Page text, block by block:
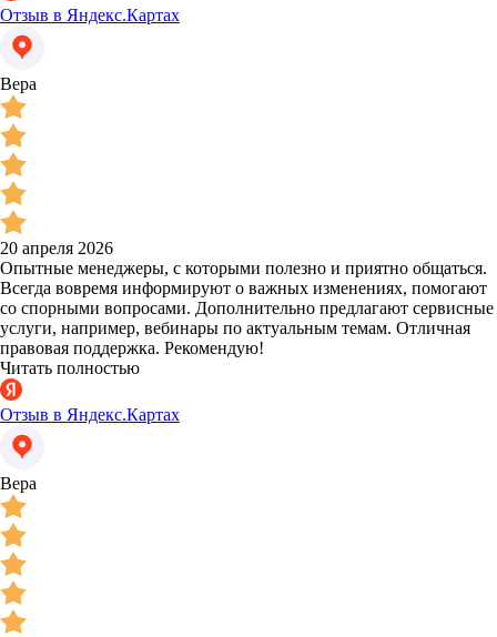
Отзыв в Яндекс.Картах
Вера
20 апреля 2026
Опытные менеджеры, с которыми полезно и приятно общаться.
Всегда вовремя информируют о важных изменениях, помогают
со спорными вопросами. Дополнительно предлагают сервисные
услуги, например, вебинары по актуальным темам. Отличная
правовая поддержка. Рекомендую!
Читать полностью
Отзыв в Яндекс.Картах
Вера